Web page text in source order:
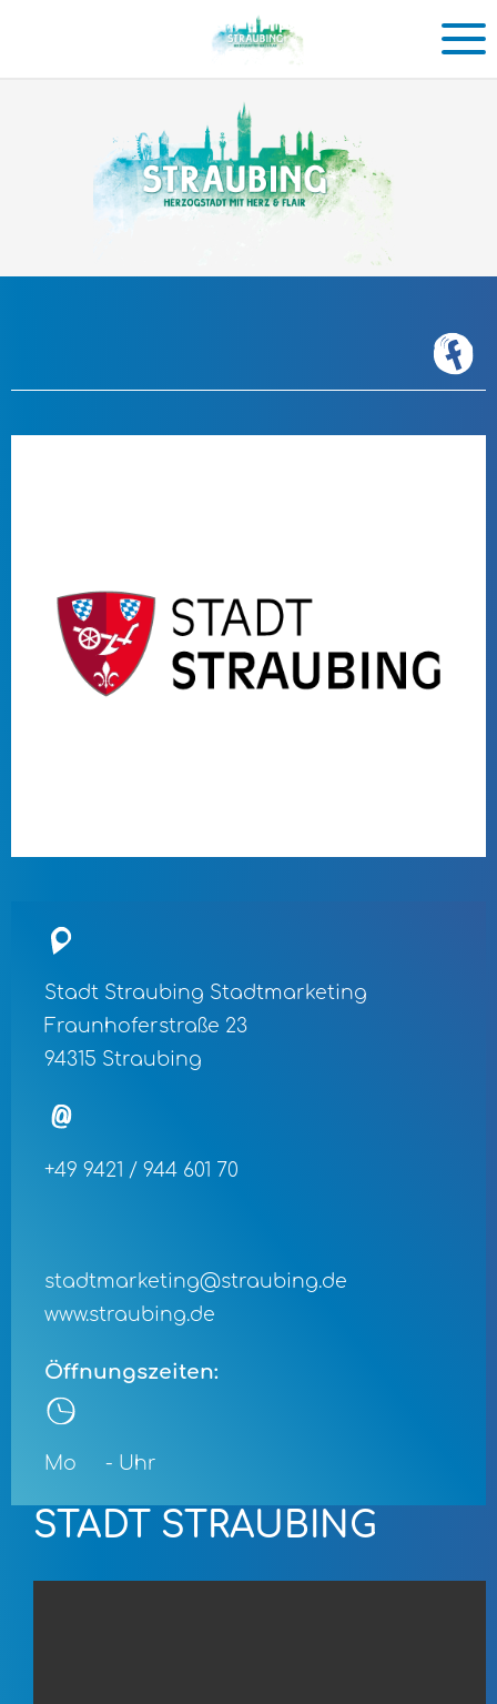
Einkaufen
in
Straubing
Stadt Straubing Stadtmarketing
Fraunhoferstraße 23
94315 Straubing
+49 9421 / 944 601 70
stadtmarketing@straubing.de
www.straubing.de
Öffnungszeiten:
Mo - Uhr
STADT STRAUBING